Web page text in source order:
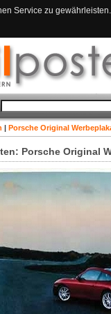
Service zu
| Porsche Original
Porsche Original